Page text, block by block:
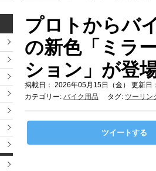
プロトからバ
の新色「ミラ
ション」が登
掲載日： 2026年05月15日（金） 更新日
カテゴリー: バイク用品 タグ: ツーリン
ツイートする